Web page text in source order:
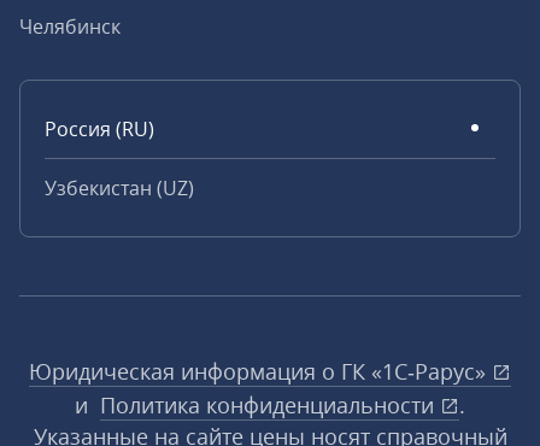
Челябинск
Россия (RU)
Узбекистан (UZ)
Юридическая информация о ГК «1С‑Рарус»
и Политика конфиденциальности
.
Указанные на сайте цены носят справочный